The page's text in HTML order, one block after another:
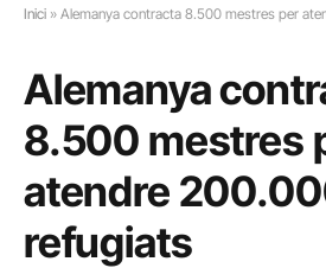
Inici » Alemanya contracta 8.500 mestres per
Alemanya
8.500 mestres
atendre
refugiats